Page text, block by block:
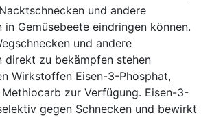
und andere
in Gemüsebeete eindringen können.
und andere
direkt zu bekämpfen stehen
Wirkstoffen Eisen-3-Phosphat,
zur Verfügung. Eisen-3-
gegen Schnecken und bewirkt